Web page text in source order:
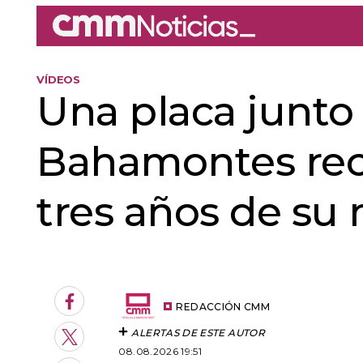
VÍDEOS
Una placa
Bahamontes
tres años de su
Facebook
Twitter
REDACCIÓN CMM
ALERTAS DE ESTE AUTOR
08.08.2026 19:51